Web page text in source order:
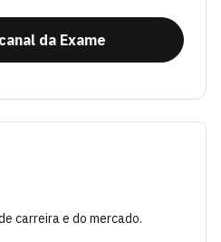
da Exame
carreira e do mercado.